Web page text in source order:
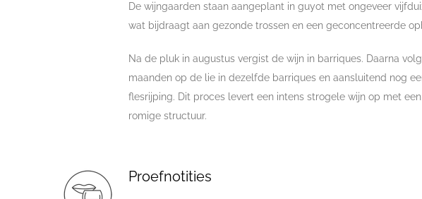
De wijngaarden staan aangeplant in guyot met ongeveer
wat bijdraagt aan gezonde trossen en een geconcentreerde
Na de pluk in augustus vergist de wijn in barriques. Daarna
maanden op de lie in dezelfde barriques en aansluitend nog
flesrijping. Dit proces levert een intens strogele wijn op met
romige structuur.
Proefnotities